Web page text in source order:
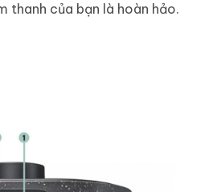
thanh của bạn là hoàn hảo.